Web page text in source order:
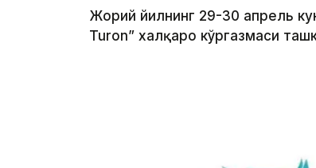
Жорий йилнинг 29-30 апрель
Turon” халқаро кўргазмаси